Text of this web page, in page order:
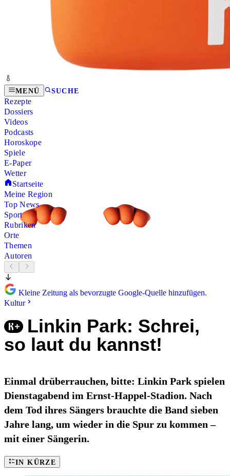
MENÜ SUCHE
Rezepte
Dossiers
Videos
Podcasts
Horoskope
Spiele
E-Paper
Wetter
Startseite
Meine Region
Top News
Sport
Rubriken
Orte
Themen
Autoren
Kleine Zeitung als bevorzugte Google-Quelle hinzufügen.
Kultur
Linkin Park: Schrei,
so laut du kannst!
Einmal drüberrauchen, bitte: Linkin Park spielen
Dienstagabend im Ernst-Happel-Stadion. Nach
dem Tod ihres Sängers brauchte die Band sieben
Jahre lang, um wieder in die Spur zu kommen –
mit einer Sängerin.
IN KÜRZE